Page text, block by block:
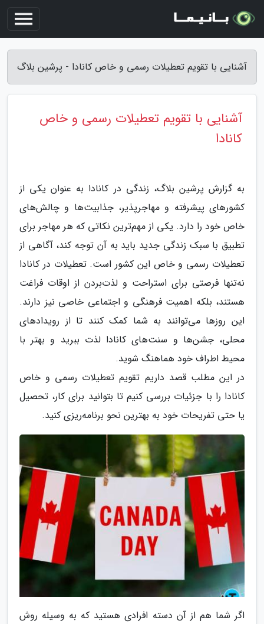
آشنایی با تقویم تعطیلات رسمی و خاص کانادا - پرشین بلاگ
آشنایی با تقویم تعطیلات رسمی و خاص
کانادا
به گزارش پرشین بلاگ، زندگی در کانادا به عنوان یکی از
کشورهای پیشرفته و مهاجرپذیر، جذابیت‌ها و چالش‌های
خاص خود را دارد. یکی از مهم‌ترین نکاتی که هر مهاجر برای
تطبیق با سبک زندگی جدید باید به آن توجه کند، آگاهی از
تعطیلات رسمی و خاص این کشور است. تعطیلات در کانادا
نه‌تنها فرصتی برای استراحت و لذت‌بردن از اوقات فراغت
هستند، بلکه اهمیت فرهنگی و اجتماعی خاصی نیز دارند.
این روزها می‌توانند به شما کمک کنند تا از رویدادهای
محلی، جشن‌ها و سنت‌های کانادا لذت ببرید و بهتر با
محیط اطراف خود هماهنگ شوید.
در این مطلب قصد داریم تقویم تعطیلات رسمی و خاص
کانادا را با جزئیات بررسی کنیم تا بتوانید برای کار، تحصیل
یا حتی تفریحات خود به بهترین نحو برنامه‌ریزی کنید.
اگر شما هم از آن دسته افرادی هستید که به وسیله روش